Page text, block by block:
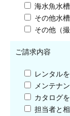
海水魚水
その他水
その他（
ご請求内容
レンタル
メンテナ
カタログ
担当者と